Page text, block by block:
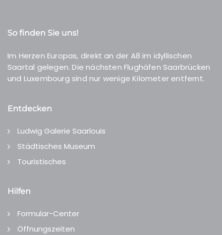
So finden Sie uns!
Im Herzen Europas, direkt an der A8 im idyllischen
Saartal gelegen. Die nächsten Flughäfen Saarbrücken
und Luxembourg sind nur wenige Kilometer entfernt.
Entdecken
Ludwig Galerie Saarlouis
Städtisches Museum
Touristisches
Hilfen
Formular-Center
Öffnungszeiten